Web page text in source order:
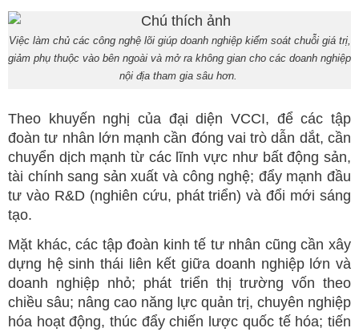
Việc làm chủ các công nghệ lõi giúp doanh nghiệp kiểm soát chuỗi giá trị,
giảm phụ thuộc vào bên ngoài và mở ra không gian cho các doanh nghiệp
nội địa tham gia sâu hơn.
Theo khuyến nghị của đại diện VCCI, để các tập
đoàn tư nhân lớn mạnh cần đóng vai trò dẫn dắt, cần
chuyển dịch mạnh từ các lĩnh vực như bất động sản,
tài chính sang sản xuất và công nghệ; đẩy mạnh đầu
tư vào R&D (nghiên cứu, phát triển) và đổi mới sáng
tạo.
Mặt khác, các tập đoàn kinh tế tư nhân cũng cần xây
dựng hệ sinh thái liên kết giữa doanh nghiệp lớn và
doanh nghiệp nhỏ; phát triển thị trường vốn theo
chiều sâu; nâng cao năng lực quản trị, chuyên nghiệp
hóa hoạt động, thúc đẩy chiến lược quốc tế hóa; tiến